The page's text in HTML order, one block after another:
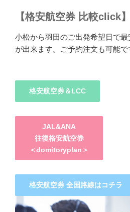
【格安航空券 比較click】
小松から羽田のご出発希望日で
が出来ます。ご予約注文も可能で
格安航空券＆LCC
JAL&ANA
往復格安航空券
＜domitoryplan＞
格安航空券 全国路線はコチラ